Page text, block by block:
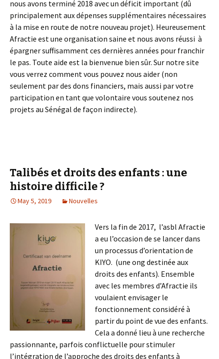
nous avons terminé 2018 avec un déficit important (dû
principalement aux dépenses supplémentaires nécessaires
à la mise en route de notre nouveau projet). Heureusement
Afractie est une organisation saine et nous avons réussi à
épargner suffisamment ces dernières années pour franchir
le pas. Toute aide est la bienvenue bien sûr. Sur notre site
vous verrez comment vous pouvez nous aider (non
seulement par des dons financiers, mais aussi par votre
participation en tant que volontaire vous soutenez nos
projets au Sénégal de façon indirecte).
Talibés et droits des enfants : une
histoire difficile ?
May 5, 2019 Nouvelles
Vers la fin de 2017, l’asbl Afractie
a eu l’occasion de se lancer dans
un processus d’orientation de
KIYO. (une ong destinée aux
droits des enfants). Ensemble
avec les membres d’Afractie ils
voulaient envisager le
fonctionnement considéré à
partir du point de vue des enfants.
Cela a donné lieu à une recherche
passionnante, parfois conflictuelle pour stimuler
l’intégration de l’approche des droits des enfants à